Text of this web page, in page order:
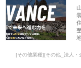
[その他業種][その他_法人・